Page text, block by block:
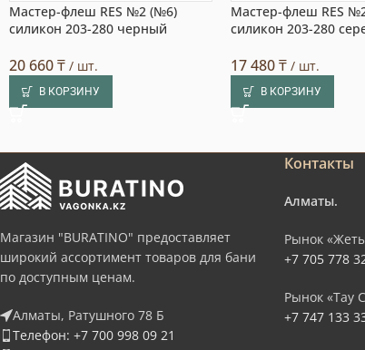
Мастер-флеш RES №2 (№6)
силикон 203-280 черный
20 660₸ / шт.
В КОРЗИНУ
Мастер-флеш RES
силикон 203-280
17 480₸ / шт.
В КОРЗИНУ
Магазин "BURATINO" предоставляет
широкий ассортимент товаров для бани
по доступным ценам.
Алматы, Ратушного 78 Б
Телефон: +7 700 998 09 21
Контакты
Алматы.
Рынок
+7 705 778
Рынок «Тау
+7 747 133